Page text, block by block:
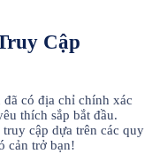
Cập
có địa chỉ chính xác
thích sắp bắt đầu.
cập dựa trên các quy
cản trở bạn!